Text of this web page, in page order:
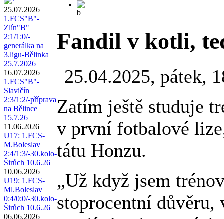
25.07.2026
1.FCS"B"-
Zlín"B"
2:1/1:0/-
generálka na
3.ligu-Bělinka
25.7.2026
16.07.2026
1.FCS"B"-
Slavičín
2:3/1:2/-příprava
na Bělince
15.7.26
11.06.2026
U17: 1.FCS-
M.Boleslav
2:4/1:3/-30.kolo-
Širůch 10.6.26
10.06.2026
U19: 1.FCS-
Ml.Boleslav
0:4/0:0/-30.kolo-
Širůch 10.6.26
06.06.2026
Fandil v kotli,
25.04.2025, pátek,
Zatím ještě studuje
v první fotbalové
tátu Honzu.
„Už když jsem
stoprocentní